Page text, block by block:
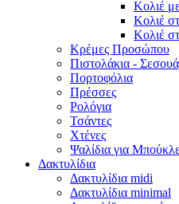
Κολιέ
Κολιέ
Κολιέ
Κρέμες Προσώπου
Πιστολάκια -
Πορτοφόλια
Πρέσσες
Ρολόγια
Τσάντες
Χτένες
Ψαλίδια για
Δακτυλίδια
Δακτυλίδια midi
Δακτυλίδια minimal